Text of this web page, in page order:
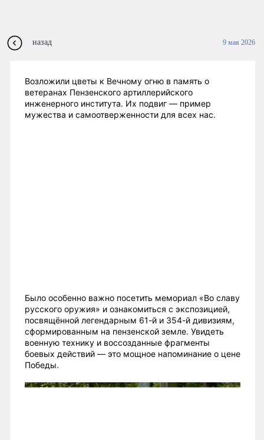
назад 9 мая 2026
Возложили цветы к Вечному огню в память о
ветеранах Пензенского артиллерийского
инженерного института. Их подвиг — пример
мужества и самоотверженности для всех нас.
Было особенно важно посетить мемориал «Во славу
русского оружия» и ознакомиться с экспозицией,
посвящённой легендарным 61-й и 354-й дивизиям,
сформированным на пензенской земле. Увидеть
военную технику и воссозданные фрагменты
боевых действий — это мощное напоминание о цене
Победы.